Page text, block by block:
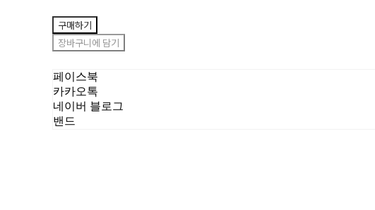
구매하기
장바구니에 담기
페이스북
카카오톡
네이버 블로그
밴드